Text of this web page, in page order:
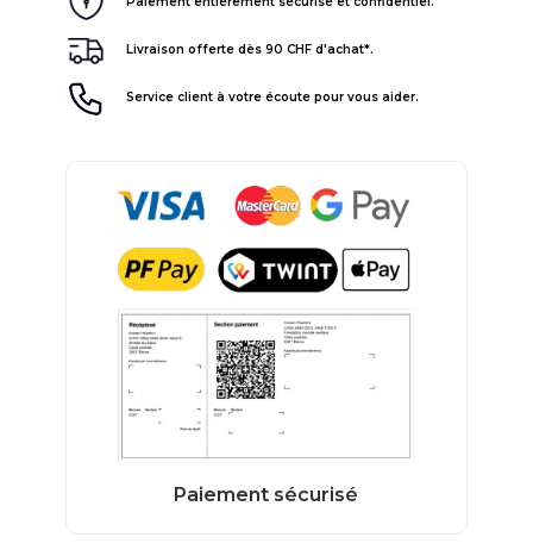
Livraison offerte dès 90 CHF d'achat*.
Service client à votre écoute pour vous aider.